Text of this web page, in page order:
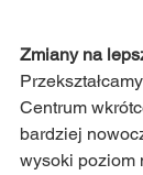
Zmiany na
Centrum
bardziej
wysoki poziom